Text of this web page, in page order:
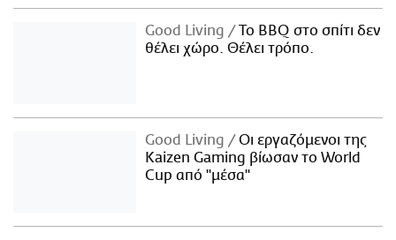
Good Living
Το BBQ στο σπίτι δεν
θέλει χώρο. Θέλει τρόπο.
Good Living
Οι εργαζόμενοι της
Kaizen Gaming βίωσαν το World
Cup από "μέσα"